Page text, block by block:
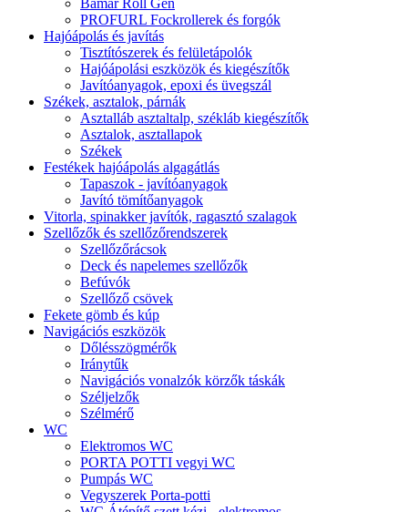
PROFURL Fockrollerek és forgók
Hajóápolás és javítás
Tisztítószerek és felületápolók
Hajóápolási eszközök és kiegészítők
Javítóanyagok, epoxi és üvegszál
Székek, asztalok, párnák
Asztalláb asztaltalp, székláb kiegészítők
Asztalok, asztallapok
Székek
Festékek hajóápolás algagátlás
Tapaszok - javítóanyagok
Javító tömítőanyagok
Vitorla, spinakker javítók, ragasztó szalagok
Szellőzők és szellőzőrendszerek
Szellőzőrácsok
Deck és napelemes szellőzők
Befúvók
Szellőző csövek
Fekete gömb és kúp
Navigációs eszközök
Dőlésszögmérők
Iránytűk
Navigációs vonalzók körzők táskák
Széljelzők
Szélmérő
WC
Elektromos WC
PORTA POTTI vegyi WC
Pumpás WC
Vegyszerek Porta-potti